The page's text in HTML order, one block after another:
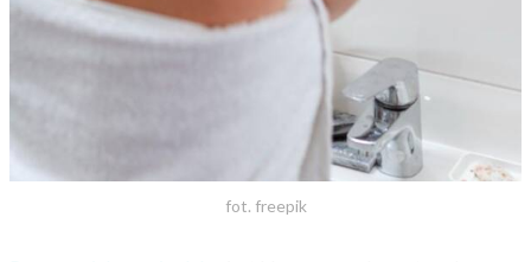
fot. freepik